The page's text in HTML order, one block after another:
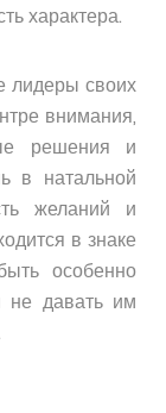
характера.
лидеры своих
внимания,
решения и
в натальной
желаний и
в знаке
особенно
давать им